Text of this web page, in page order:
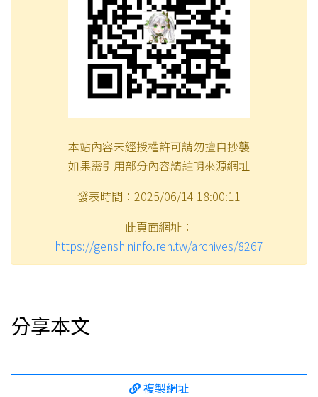
本站內容未經授權許可請勿擅自抄襲
如果需引用部分內容請註明來源網址
發表時間：2025/06/14 18:00:11
此頁面網址：
https://genshininfo.reh.tw/archives/8267
分享本文
複製網址